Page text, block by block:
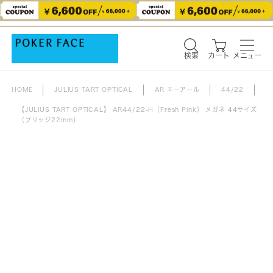
検索 カート メニュー
検索 カート メニュー
HOME JULIUS TART OPTICAL AR エーアール 44/22
【JULIUS TART OPTICAL】 AR44/22-H（Fresh Pink） メガネ 44サイズ
（ブリッジ22mm）